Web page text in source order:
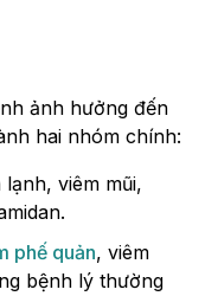
ảnh hưởng đến
hai nhóm chính:
lạnh, viêm mũi,
phế quản, viêm
bệnh lý thường